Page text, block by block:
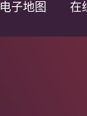
电子地图 在